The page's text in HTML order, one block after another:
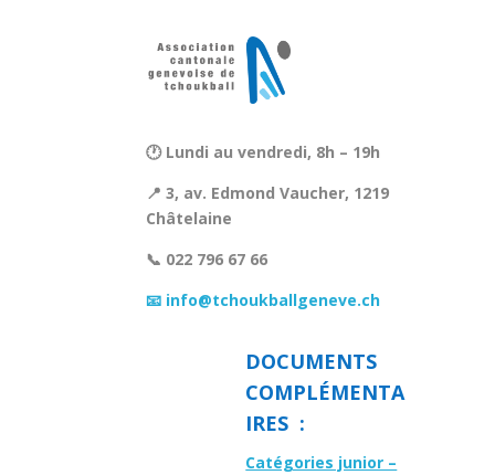
🕐 Lundi au vendredi, 8h – 19h
📍 3, av. Edmond Vaucher, 1219
Châtelaine
📞 022 796 67 66
📧 info@tchoukballgeneve.ch
DOCUMENTS
COMPLÉMENTA
IRES :
Catégories junior –